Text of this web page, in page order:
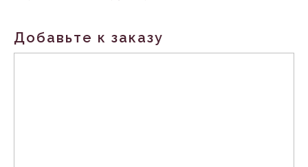
Добавьте к заказу